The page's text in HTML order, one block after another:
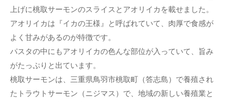
上げに桃取サーモンのスライスとアオリイカを載せました。
アオリイカは『イカの王様』と呼ばれていて、肉厚で食感が
よく甘みがあるのが特徴です。
パスタの中にもアオリイカの色んな部位が入っていて、旨み
がたっぷりと出ています。
桃取サーモンは、三重県鳥羽市桃取町（答志島）で養殖され
たトラウトサーモン（ニジマス）で、地域の新しい養殖業と